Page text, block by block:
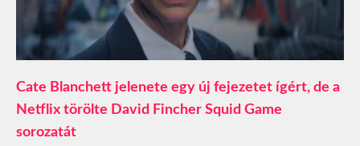
Cate Blanchett jelenete egy új fejezetet ígért, de a
Netflix törölte David Fincher Squid Game
sorozatát